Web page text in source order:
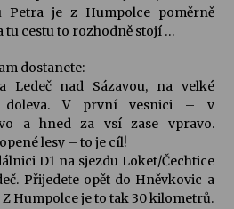
na integrační festival Quijotova
28. 7.–1. 8. 2026
ve Stromovce: Kolchoz a
Petra je z Humpolce poměrně
tu cestu to rozhodně stojí …
dostanete:
Ledeč nad Sázavou, na velké
doleva. V první vesnici – v
a hned za vsí zase vpravo.
lesy – to je cíl!
D1 na sjezdu Loket/Čechtice
Přijedete opět do Hněvkovic a
Humpolce je to tak 30 kilometrů.